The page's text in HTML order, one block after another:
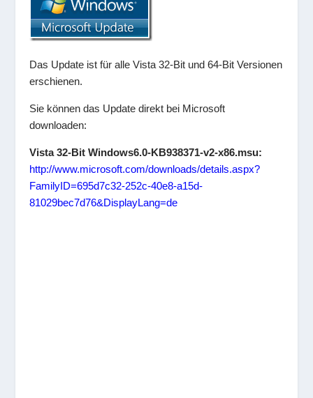
Das Update ist für alle Vista 32-Bit und 64-Bit Versionen
erschienen.
Sie können das Update direkt bei Microsoft
downloaden:
Vista 32-Bit Windows6.0-KB938371-v2-x86.msu:
http://www.microsoft.com/downloads/details.aspx?
FamilyID=695d7c32-252c-40e8-a15d-
81029bec7d76&DisplayLang=de